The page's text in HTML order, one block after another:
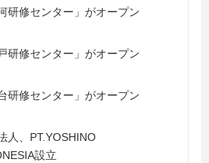
研修センター」がオープン
研修センター」がオープン
研修センター」がオープン
人、PT.YOSHINO
設立